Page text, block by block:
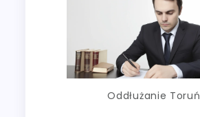
Oddłużanie Toruń